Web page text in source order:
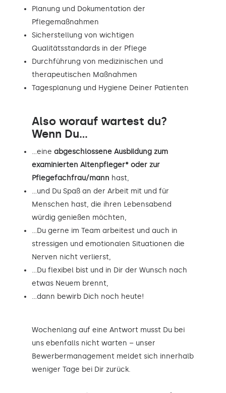
Planung und Dokumentation der
Pflegemaßnahmen
Sicherstellung von wichtigen
Qualitätsstandards in der Pflege
Durchführung von medizinischen und
therapeutischen Maßnahmen
Tagesplanung und Hygiene Deiner Patienten
Also worauf wartest du?
Wenn Du...
…eine abgeschlossene Ausbildung zum
examinierten Altenpfleger* oder zur
Pflegefachfrau/mann hast,
…und Du Spaß an der Arbeit mit und für
Menschen hast, die ihren Lebensabend
würdig genießen möchten,
…Du gerne im Team arbeitest und auch in
stressigen und emotionalen Situationen die
Nerven nicht verlierst,
…Du flexibel bist und in Dir der Wunsch nach
etwas Neuem brennt,
…dann bewirb Dich noch heute!
Wochenlang auf eine Antwort musst Du bei
uns ebenfalls nicht warten – unser
Bewerbermanagement meldet sich innerhalb
weniger Tage bei Dir zurück.